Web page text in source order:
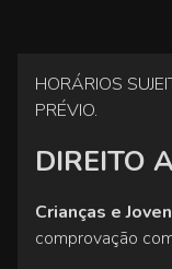
HORÁRIOS
PRÉVIO.
DIREITO
Crianças e
comprovação